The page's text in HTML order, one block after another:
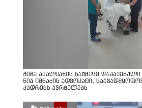
გიგა ავალიანის საქმეზე
ნია იმნაძის ადვოკატი,
კადრებს ავრცელებს